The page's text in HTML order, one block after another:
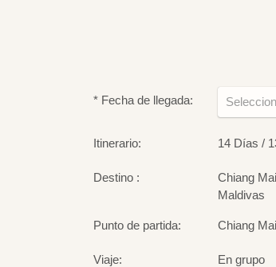
* Fecha de llegada:
Itinerario: 14 Días /
Destino :
Chiang
Maldivas
Punto de partida: Chiang Mai
Viaje: En grupo